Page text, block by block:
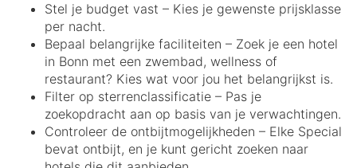
Stel je budget vast – Kies je gewenste prijsklasse
per nacht.
Bepaal belangrijke faciliteiten – Zoek je een hotel
in Bonn met een zwembad, wellness of
restaurant? Kies wat voor jou het belangrijkst is.
Filter op sterrenclassificatie – Pas je
zoekopdracht aan op basis van je verwachtingen.
Controleer de ontbijtmogelijkheden – Elke Special
bevat ontbijt, en je kunt gericht zoeken naar